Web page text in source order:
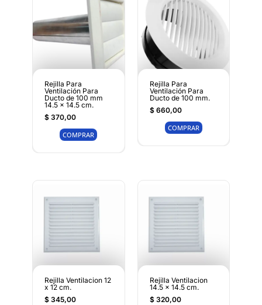
Rejilla Para
Ventilación Para
Ducto de 100 mm
14.5 x 14.5 cm.
$370,00
COMPRAR
Rejilla Para
Ventilación Para
Ducto de 100 mm.
$660,00
COMPRAR
Rejilla Ventilacion 12
x 12 cm.
$345,00
Rejilla Ventilacion
14.5 x 14.5 cm.
$320,00